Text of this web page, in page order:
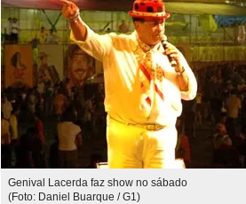
Genival Lacerda faz show no sábado
(Foto: Daniel Buarque / G1)